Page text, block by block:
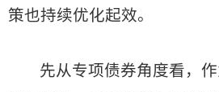
策也持续优化起效。
先从专项债券角度看，